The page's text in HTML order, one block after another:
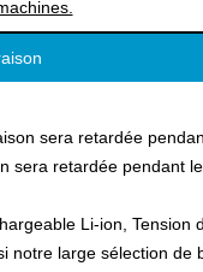
sera retardée
sera retardée pendant
Li-ion, Tension
large sélection de